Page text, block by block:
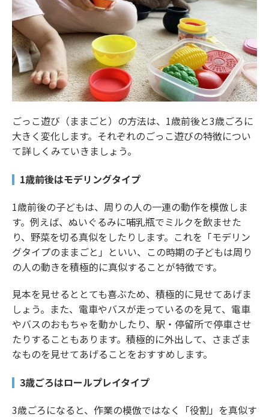
ごっこ遊び（ままごと）の方法は、1歳前後と3歳ごろに
大きく変化します。それぞれのごっこ遊びの特徴につい
て詳しくみていきましょう。
1歳前後はモデリングタイプ
1歳前後の子どもは、周りの人の一連の動作を模倣しま
す。例えば、ぬいぐるみに哺乳瓶でミルクを飲ませた
り、野菜を切る真似をしたりします。これを「モデリン
グタイプのままごと」といい、この時期の子どもは周り
の人の動きを積極的に真似することが特徴です。
見本を見せるととても喜ぶため、積極的に見せてあげま
しょう。また、電車やバスが走っているのを見て、電車
やバスのおもちゃを動かしたり、駅・停留所で停車させ
たりすることもあります。積極的に外出して、さまざま
なものを見せてあげることをおすすめします。
3歳ごろはロールプレイタイプ
3歳ごろになると、作業の模倣ではなく「役割」を真似す